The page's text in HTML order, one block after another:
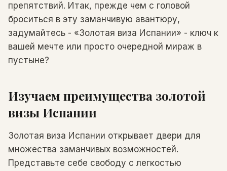
препятствий. Итак, прежде чем с головой
броситься в эту заманчивую авантюру,
задумайтесь - «Золотая виза Испании» - ключ к
вашей мечте или просто очередной мираж в
пустыне?
Изучаем преимущества золотой
визы Испании
Золотая виза Испании открывает двери для
множества заманчивых возможностей.
Представьте себе свободу с легкостью